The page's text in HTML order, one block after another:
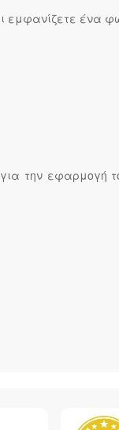
εμφανίζετε ένα
την εφαρμογή